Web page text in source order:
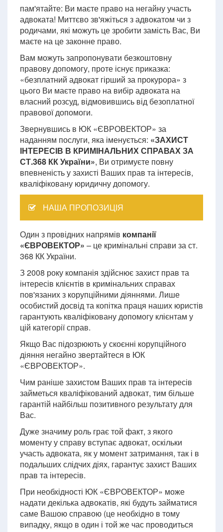
пам'ятайте: Ви маєте право на негайну участь
адвоката! Миттєво зв'яжіться з адвокатом чи з
родичами, які можуть це зробити замість Вас, Ви
маєте на це законне право.
Вам можуть запропонувати безкоштовну
правову допомогу, проте існує приказка:
«безплатний адвокат гірший за прокурора» з
цього Ви маєте право на вибір адвоката на
власний розсуд, відмовившись від безоплатної
правової допомоги.
Звернувшись в ЮК «ЄВРОВЕКТОР» за
наданням послуги, яка іменується: «ЗАХИСТ
ІНТЕРЕСІВ В КРИМІНАЛЬНИХ СПРАВАХ ЗА
СТ.368 КК України», Ви отримуєте повну
впевненість у захисті Ваших прав та інтересів,
кваліфіковану юридичну допомогу.
НАША ПРОПОЗИЦІЯ
Один з провідних напрямів компанії
«ЄВРОВЕКТОР» – це кримінальні справи за ст.
368 КК України.
З 2008 року компанія здійснює захист прав та
інтересів клієнтів в кримінальних справах
пов'язаних з корупційними діяннями. Лише
особистий досвід та копітка праця наших юристів
гарантують кваліфіковану допомогу клієнтам у
цій категорії справ.
Якщо Вас підозрюють у скоєнні корупційного
діяння негайно звертайтеся в ЮК
«ЄВРОВЕКТОР».
Чим раніше захистом Ваших прав та інтересів
займеться кваліфікований адвокат, тим більше
гарантій найбільш позитивного результату для
Вас.
Дуже значиму роль грає той факт, з якого
моменту у справу вступає адвокат, оскільки
участь адвоката, як у момент затримання, так і в
подальших слідчих діях, гарантує захист Ваших
прав та інтересів.
При необхідності ЮК «ЄВРОВЕКТОР» може
надати декілька адвокатів, які будуть займатися
саме Вашою справою (це необхідно в тому
випадку, якщо в один і той же час проводиться